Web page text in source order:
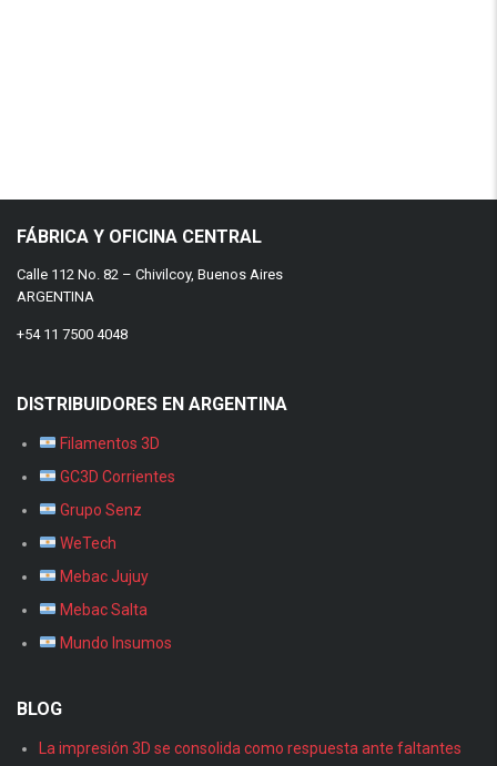
FÁBRICA Y OFICINA CENTRAL
Calle 112 No. 82 – Chivilcoy, Buenos Aires
ARGENTINA
+54 11 7500 4048
DISTRIBUIDORES EN ARGENTINA
Filamentos 3D
GC3D Corrientes
Grupo Senz
WeTech
Mebac Jujuy
Mebac Salta
Mundo Insumos
BLOG
La impresión 3D se consolida como respuesta ante faltantes